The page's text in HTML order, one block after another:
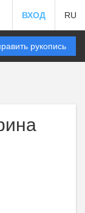
ВХОД RU
рукопись